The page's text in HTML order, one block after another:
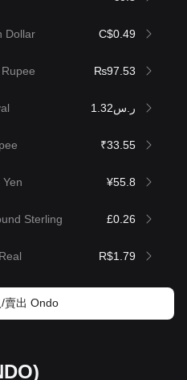
Dollar C$0.49
₨97.53
ر.س1.32
₹33.55
¥55.8
Sterling £0.26
R$1.79
賣出 Ondo